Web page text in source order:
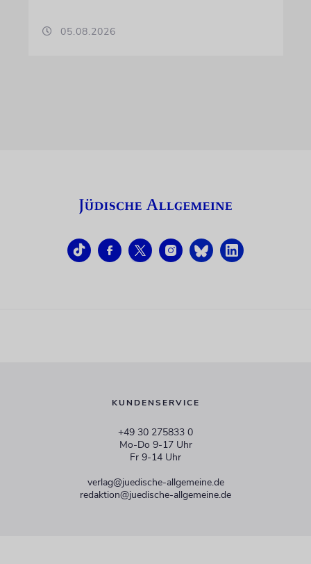
05.08.2026
KUNDENSERVICE
+49 30 275833 0
Mo-Do 9-17 Uhr
Fr 9-14 Uhr
verlag@juedische-allgemeine.de
redaktion@juedische-allgemeine.de